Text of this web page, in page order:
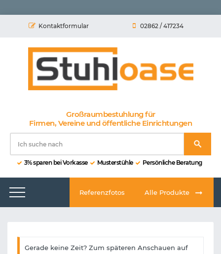
Kontaktformular 02862 / 417234
Großraumbestuhlung für
Firmen, Vereine und öffentliche Einrichtungen
3% sparen bei Vorkasse Musterstühle Persönliche Beratung
Referenzfotos Alle Produkte
Gerade keine Zeit? Zum späteren Anschauen auf